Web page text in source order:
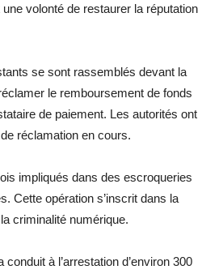
volonté de restaurer la réputation
se sont rassemblés devant la
le remboursement de fonds
de paiement. Les autorités ont
réclamation en cours.
impliqués dans des escroqueries
Cette opération s’inscrit dans la
criminalité numérique.
à l’arrestation d’environ 300